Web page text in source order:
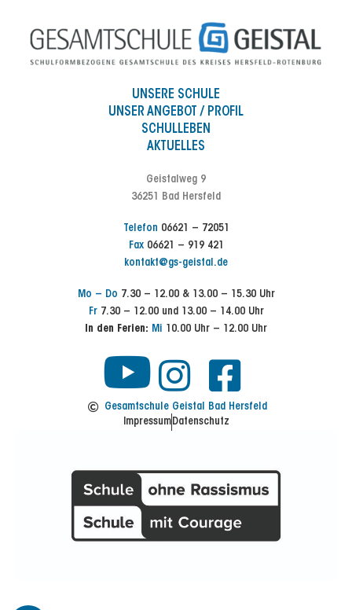
UNSERE SCHULE
UNSER ANGEBOT / PROFIL
SCHULLEBEN
AKTUELLES
Geistalweg 9
36251 Bad Hersfeld
Telefon 06621 – 72051
Fax06621 – 919 421
kontakt@gs-geistal.de
Mo – Do 7.30 – 12.00 & 13.00 – 15.30 Uhr
Fr7.30 – 12.00 und 13.00 – 14.00 Uhr
In den Ferien: Mi 10.00 Uhr – 12.00 Uhr
Y
o
u
t
u
I
n
t
a
g
F
a
e
b
o
Gesamtschule Geistal Bad Hersfeld
ImpressumDatenschutz